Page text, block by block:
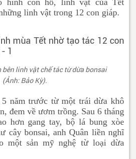
hình con hổ, linh vật của Tết
linh vật trong 12 con giáp.
bên linh vật chế tác từ dừa bonsai
(Ảnh: Bảo Kỳ).
năm trước từ một trái dừa khô
đem về ươm trồng. Sau 6 tháng
hơn gang tay, bộ lá bung xòe
cây bonsai, anh Quân liền nghĩ
một sản mỹ nghệ từ loại dừa